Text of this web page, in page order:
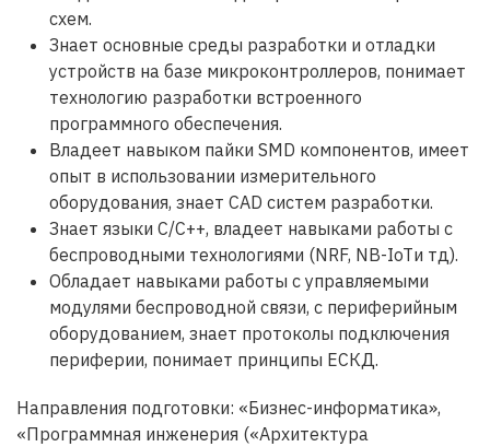
схем.
Знает основные среды разработки и отладки
устройств на базе микроконтроллеров, понимает
технологию разработки встроенного
программного обеспечения.
Владеет навыком пайки SMD компонентов, имеет
опыт в использовании измерительного
оборудования, знает CAD систем разработки.
Знает языки С/С++, владеет навыками работы с
беспроводными технологиями (NRF, NB-IoTи тд).
Обладает навыками работы с управляемыми
модулями беспроводной связи, с периферийным
оборудованием, знает протоколы подключения
периферии, понимает принципы ЕСКД.
Направления подготовки: «Бизнес-информатика»,
«Программная инженерия («Архитектура